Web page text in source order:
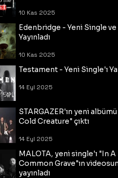
10 Kas 2025
Edenbridge - Yeni Single
Yayınladı
10 Kas 2025
Testament - Yeni Single'ı
14 Eyl 2025
STARGAZER'ın yeni
Cold Creature" çıktı
14 Eyl 2025
MALOTA, yeni single'ı "In A
Common Grave"ın
yayınladı